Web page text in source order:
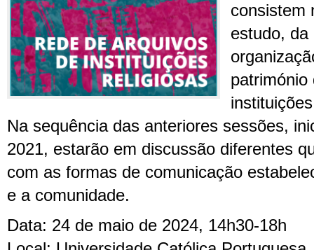
consistem
estudo, da
património
Na sequência das anteriores sessões,
2021, estarão em discussão diferentes
com as formas de comunicação
e a comunidade.
Data: 24 de maio de 2024, 14h30-18h